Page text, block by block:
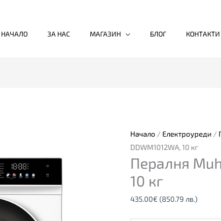
НАЧАЛО ЗА НАС МАГАЗИН БЛОГ КОНТАКТИ
Начало / Електроуреди /
DDWM1012WA, 10 кг
Пералня
10 кг
435.00€ (850.79 лв.)
Muhler
DDWM1012WA,
10